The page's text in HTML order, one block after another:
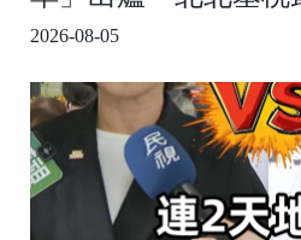
2026-08-05